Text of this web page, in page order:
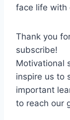
face life with
Thank you
subscribe!
Motivational
inspire us to
important
to reach our